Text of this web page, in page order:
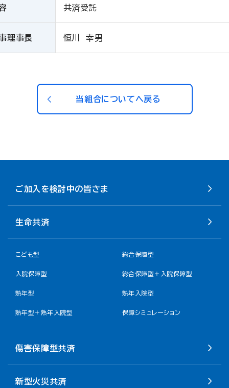
共済受託
理事長 恒川 幸男
当組合についてへ戻る
ご加入を検討中の皆さま
生命共済
こども型 総合保障型
入院保障型 総合保障型＋入院保障型
熟年型 熟年入院型
熟年型＋熟年入院型 保障シミュレーション
傷害保障型共済
新型火災共済